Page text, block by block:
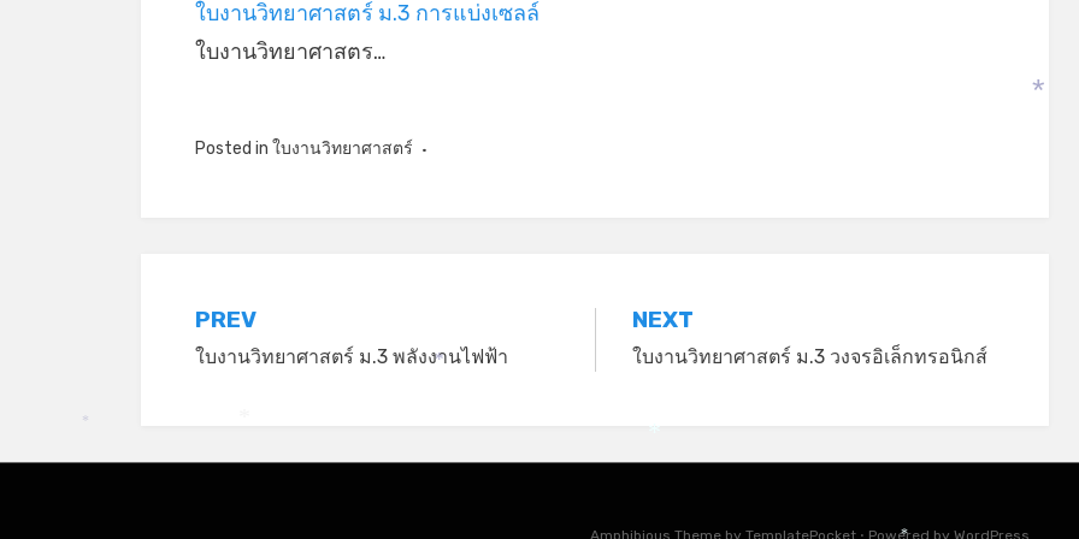
ใบงานวิทยาศาสตร์ ม.3 การแบ่งเซลล์
ใบงานวิทยาศาสตร…
Posted in ใบงานวิทยาศาสตร์
แนะแนว
เรื่อง
PREV
ใบงานวิทยาศาสตร์ ม.3 พลังงานไฟฟ้า
NEXT
ใบงานวิทยาศาสตร์ ม.3 วงจรอิเล็กทรอนิกส์
Amphibious Theme by TemplatePocket ⋅ Powered by WordPress
*